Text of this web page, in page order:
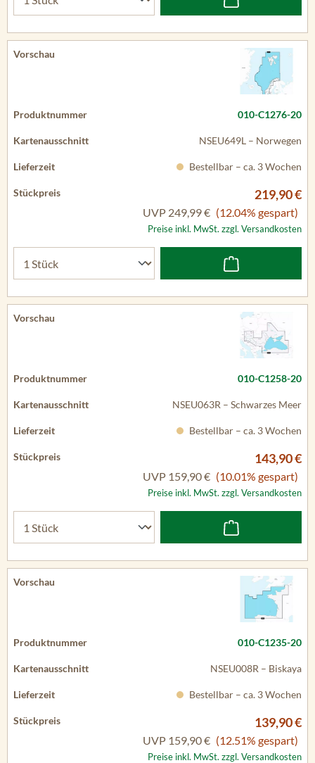
010-C1276-20
NSEU649L – Norwegen
Bestellbar – ca. 3 Wochen
219,90 €
UVP 249,99 € (12.04% gespart)
Preise inkl. MwSt. zzgl. Versandkosten
010-C1258-20
NSEU063R – Schwarzes Meer
Bestellbar – ca. 3 Wochen
143,90 €
UVP 159,90 € (10.01% gespart)
Preise inkl. MwSt. zzgl. Versandkosten
010-C1235-20
NSEU008R – Biskaya
Bestellbar – ca. 3 Wochen
139,90 €
UVP 159,90 € (12.51% gespart)
Preise inkl. MwSt. zzgl. Versandkosten